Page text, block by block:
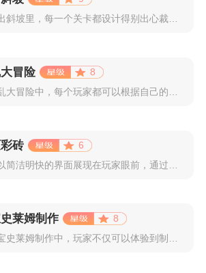
在画出斜坡里，每一个关卡都设计得别出心裁。玩家需要利用手指在...
冒险
8
砖
6
莱姆制作
8